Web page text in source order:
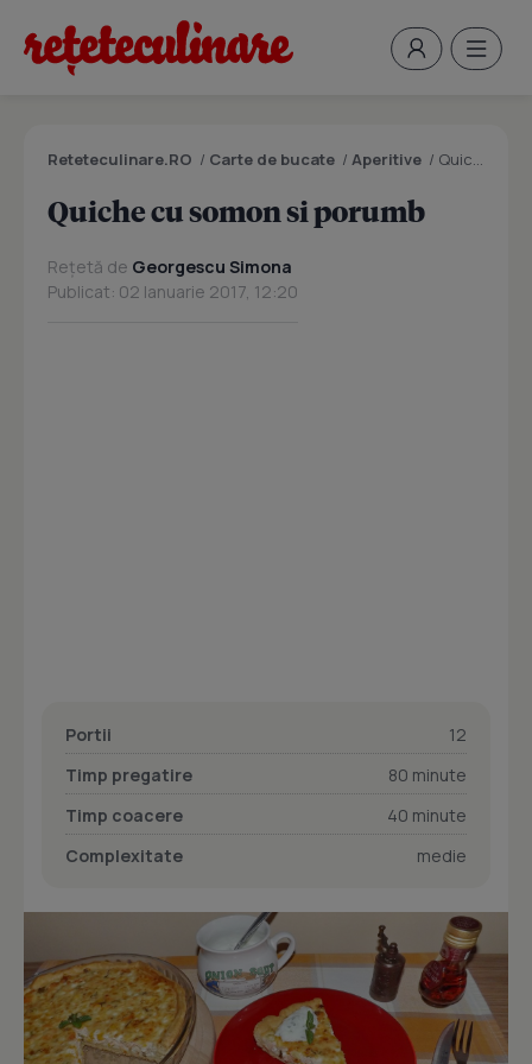
Reteteculinare.RO / Carte de bucate / Aperitive / Quiche cu somon si porumb
Quiche cu somon si porumb
Rețetă de Georgescu Simona
Publicat: 02 Ianuarie 2017, 12:20
Portii
12
Timp pregatire
80 minute
Timp coacere
40 minute
Complexitate
medie